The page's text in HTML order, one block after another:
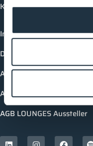
Kontakt
Impressum
Datenschutzerklärung
AGB Cleanroom-Processes
AGB LOUNGES Besucher
AGB LOUNGES Aussteller